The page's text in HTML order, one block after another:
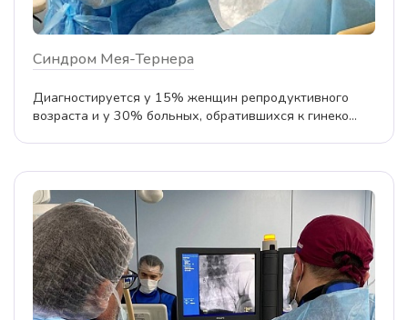
Синдром Мея-Тернера
Диагностируется у 15% женщин репродуктивного
возраста и у 30% больных, обратившихся к гинеко...